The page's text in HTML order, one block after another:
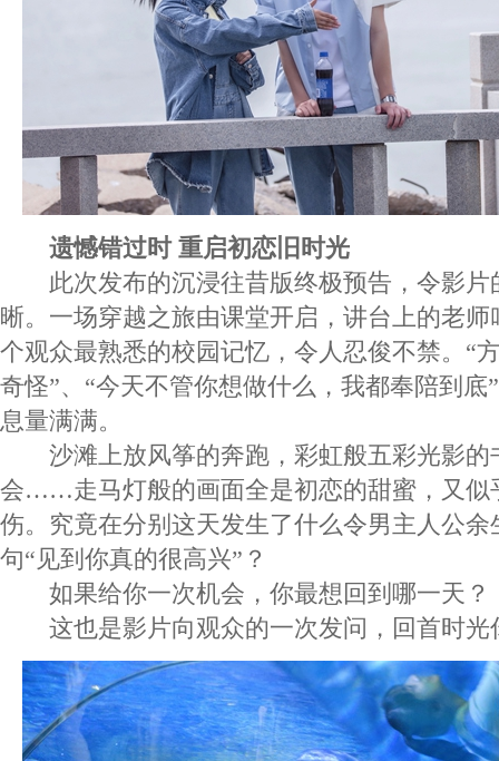
遗憾错过时 重启初恋旧时光
此次发布的沉浸往昔版终极预告，令影片
晰。一场穿越之旅由课堂开启，讲台上的老师
个观众最熟悉的校园记忆，令人忍俊不禁。“
奇怪”、“今天不管你想做什么，我都奉陪到底
息量满满。
沙滩上放风筝的奔跑，彩虹般五彩光影的
会……走马灯般的画面全是初恋的甜蜜，又似
伤。究竟在分别这天发生了什么令男主人公
句“见到你真的很高兴”？
如果给你一次机会，你最想回到哪一天？
这也是影片向观众的一次发问，回首时光